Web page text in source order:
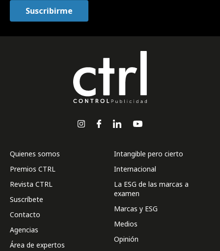
Quienes somos
Premios CTRL
Revista CTRL
Suscríbete
Contacto
Agencias
Área de expertos
Intangible pero cierto
Internacional
La ESG de las marcas a
examen
Marcas y ESG
Medios
Opinión